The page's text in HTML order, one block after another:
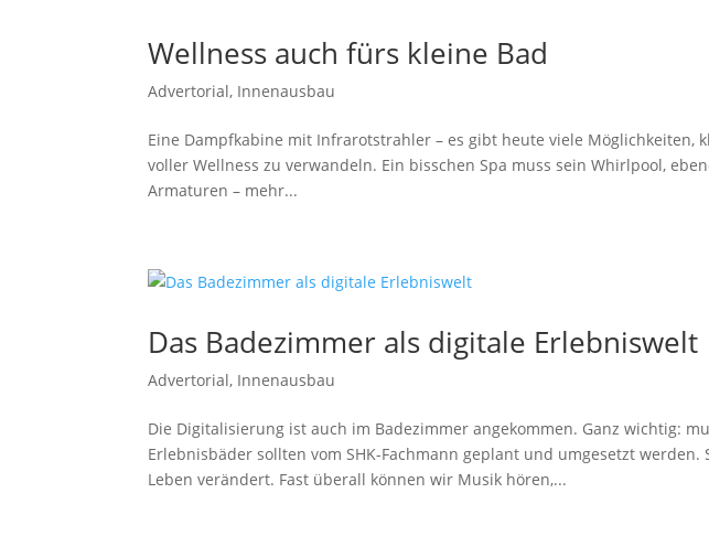
Wellness auch fürs kleine Bad
Advertorial, Innenausbau
Eine Dampfkabine mit Infrarotstrahler – es gibt heute viele Möglichkeiten,
voller Wellness zu verwandeln. Ein bisschen Spa muss sein Whirlpool,
Armaturen – mehr...
Das Badezimmer als digitale Erlebniswelt
Advertorial, Innenausbau
Die Digitalisierung ist auch im Badezimmer angekommen. Ganz wichtig:
Erlebnisbäder sollten vom SHK-Fachmann geplant und umgesetzt
Leben verändert. Fast überall können wir Musik hören,...